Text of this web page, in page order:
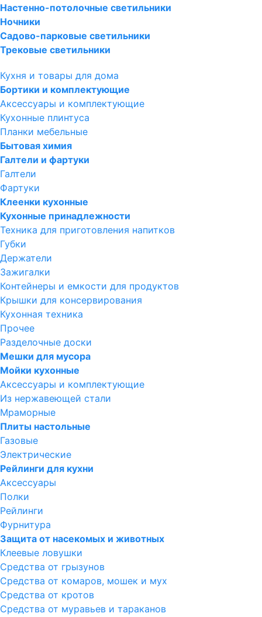
Настенно-потолочные светильники
Ночники
Садово-парковые светильники
Трековые светильники
Кухня и товары для дома
Бортики и комплектующие
Аксессуары и комплектующие
Кухонные плинтуса
Планки мебельные
Бытовая химия
Галтели и фартуки
Галтели
Фартуки
Клеенки кухонные
Кухонные принадлежности
Техника для приготовления напитков
Губки
Держатели
Зажигалки
Контейнеры и емкости для продуктов
Крышки для консервирования
Кухонная техника
Прочее
Разделочные доски
Мешки для мусора
Мойки кухонные
Аксессуары и комплектующие
Из нержавеющей стали
Мраморные
Плиты настольные
Газовые
Электрические
Рейлинги для кухни
Аксессуары
Полки
Рейлинги
Фурнитура
Защита от насекомых и животных
Клеевые ловушки
Средства от грызунов
Средства от комаров, мошек и мух
Средства от кротов
Средства от муравьев и тараканов